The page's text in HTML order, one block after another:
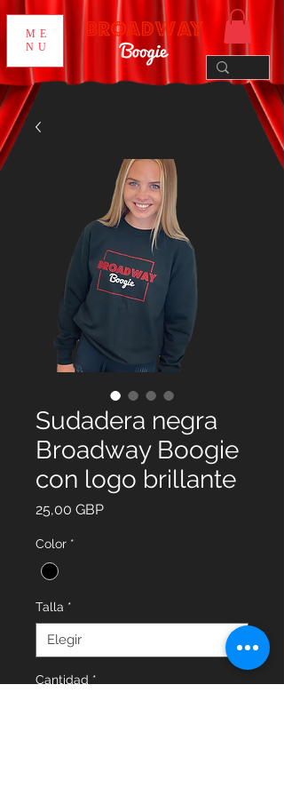
ME
NU
Sudadera negra
Broadway Boogie
con logo brillante
25,00 GBPPrecio
Color *
Talla *
Cantidad *